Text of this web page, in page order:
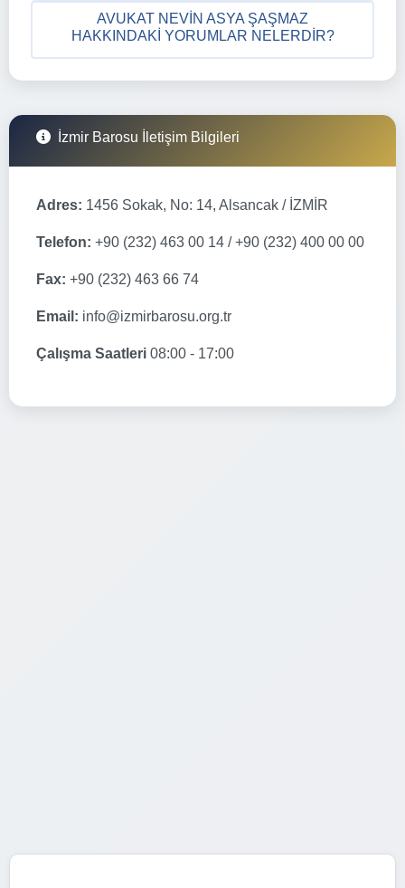
AVUKAT NEVIN ASYA ŞAŞMAZ
HAKKINDAKI YORUMLAR NELERDIR?
İzmir Barosu İletişim Bilgileri
Adres: 1456 Sokak, No: 14, Alsancak / İZMİR
Telefon: +90 (232) 463 00 14 / +90 (232) 400 00 00
Fax: +90 (232) 463 66 74
Email: info@izmirbarosu.org.tr
Çalışma Saatleri 08:00 - 17:00